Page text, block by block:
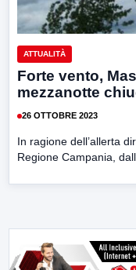
ATTUALITÀ
Forte vento,
mezzanotte
26 OTTOBRE 2023
In ragione dell’allerta
Regione Campania,